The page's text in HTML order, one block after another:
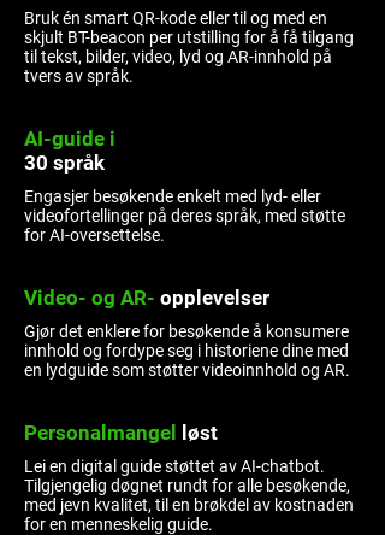
Bruk én smart QR-kode eller til og med en
skjult BT-beacon per utstilling for å få tilgang
til tekst, bilder, video, lyd og AR-innhold på
tvers av språk.
AI-guide i
30 språk
Engasjer besøkende enkelt med lyd- eller
videofortellinger på deres språk, med støtte
for AI-oversettelse.
Video- og AR- opplevelser
Gjør det enklere for besøkende å konsumere
innhold og fordype seg i historiene dine med
en lydguide som støtter videoinnhold og AR.
Personalmangel løst
Lei en digital guide støttet av AI-chatbot.
Tilgjengelig døgnet rundt for alle besøkende,
med jevn kvalitet, til en brøkdel av kostnaden
for en menneskelig guide.